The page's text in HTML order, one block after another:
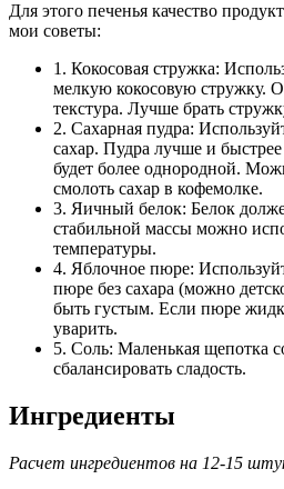
Для этого печенья качество
мои советы:
1. Кокосовая стружка:
мелкую кокосовую стружку.
текстура. Лучше брать
2. Сахарная пудра:
сахар. Пудра лучше и быстрее
будет более однородной.
смолоть сахар в кофемолке.
3. Яичный белок: Белок
стабильной массы можно
температуры.
4. Яблочное пюре:
пюре без сахара (можно
быть густым. Если пюре
уварить.
5. Соль: Маленькая щепотка
сбалансировать сладость.
Ингредиенты
Расчет ингредиентов на 12-15